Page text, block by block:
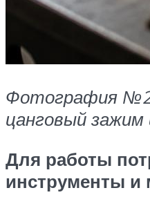
Фотография
цанговый зажим
Для работы
инструменты и